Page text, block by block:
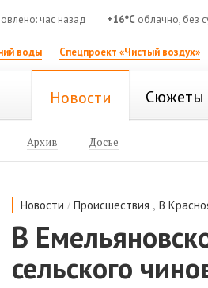
час назад +16°C облачно, без
воды Спецпроект «Чистый воздух»
Новости Сюжеты
Архив Досье
Новости /Происшествия ,В
В
сельского